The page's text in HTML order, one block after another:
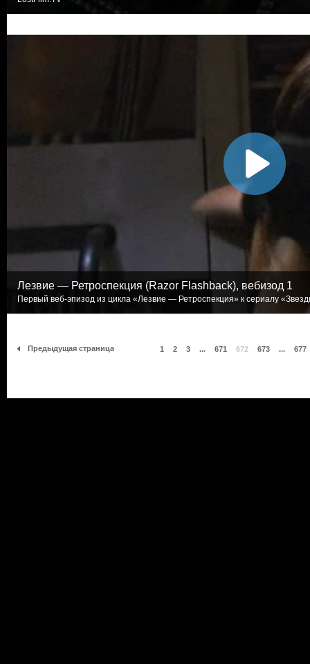
Лезвие — Ретроспекция (Razor Flashback), вебизод 1
Первый веб-эпизод из цикла «Лезвие — Ретроспекция» к сериалу
Предыдущая страница 1 2 3 ... 671 672 673 ... 677